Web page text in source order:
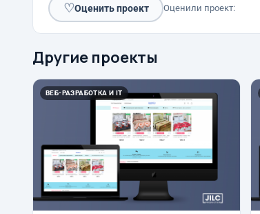
♡Оценить проект Оценили проект:
Другие проекты
ВЕБ-РАЗРАБОТКА И IT